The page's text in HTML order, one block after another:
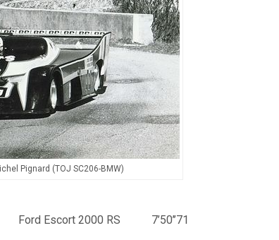
Pignard (TOJ SC206-BMW)
Ford Escort 2000 RS 7’50’’71